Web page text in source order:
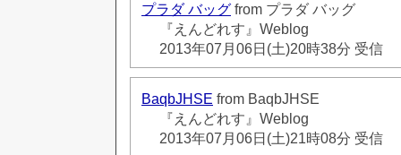
プラダ バッグ from プラダ バッグ
『えんどれす』Weblog
2013年07月06日(土)20時38分 受信
BaqbJHSE from BaqbJHSE
『えんどれす』Weblog
2013年07月06日(土)21時08分 受信